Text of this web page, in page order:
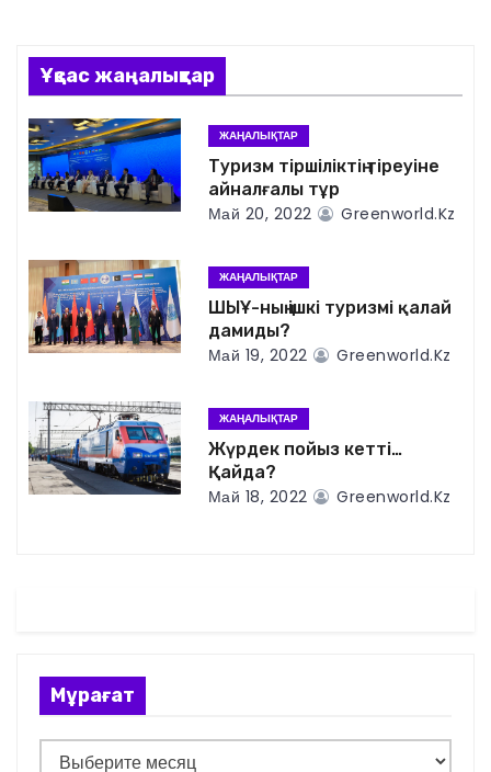
и
г
а
ц
и
я
п
о
з
а
я
м
Ұқсас жаңалықтар
ЖАҢАЛЫҚТАР
Туризм тіршіліктің тіреуіне
айналғалы тұр
Май 20, 2022 Greenworld.kz
ЖАҢАЛЫҚТАР
ШЫҰ-ның ішкі туризмі қалай
дамиды?
Май 19, 2022 Greenworld.kz
ЖАҢАЛЫҚТАР
Жүрдек пойыз кетті…
Қайда?
Май 18, 2022 Greenworld.kz
Мұрағат